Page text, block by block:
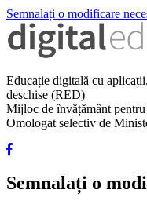
Semnalați o modificare
Educație digitală cu
deschise (RED)
Mijloc de învățământ
Omologat selectiv de
Semnalați o